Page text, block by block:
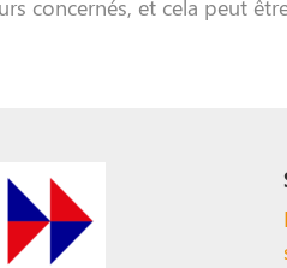
concernés, et cela peut